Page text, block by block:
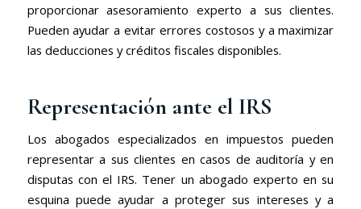
proporcionar asesoramiento experto a sus clientes.
Pueden ayudar a evitar errores costosos y a maximizar
las deducciones y créditos fiscales disponibles.
Representación ante el IRS
Los abogados especializados en impuestos pueden
representar a sus clientes en casos de auditoría y en
disputas con el IRS. Tener un abogado experto en su
esquina puede ayudar a proteger sus intereses y a